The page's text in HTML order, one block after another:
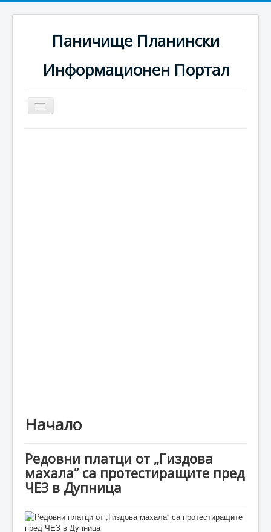
Паничище Планински
Информационен Портал
Превключи
навигация
Начало
Редовни платци от „Гиздова
махала“ са протестиращите пред
ЧЕЗ в Дупница